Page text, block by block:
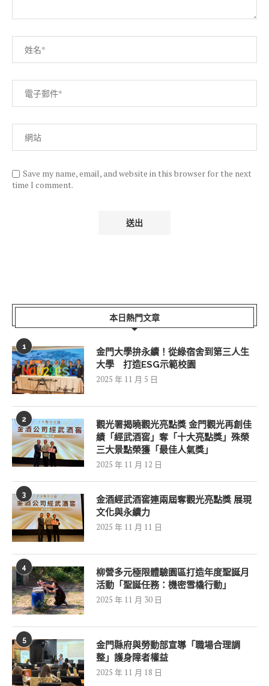
Save my name, email, and website in this browser for the next
time I comment.
本日熱門文章
1
金門大學拚永續！從綠宿舍到第三人生
大學 打造ESG示範校園
2025 年 11 月 5 日
2
觀光署揭曉觀光亮點獎 金門觀光再創佳
績「經武酒窖」奪「十大亮點獎」殊榮
三大景點榮獲「最佳人氣獎」
2025 年 11 月 12 日
3
金酒經武酒窖連兩屆奪觀光亮點獎 展現
文化與永續力
2025 年 11 月 11 日
4
柳營多元極限體驗園區打造年度聖誕月
活動「聖誕任務：機密雪橇行動」
2025 年 11 月 30 日
5
金門縣府與勞動部宣導「職場合理調
整」護身障者權益
2025 年 11 月 18 日